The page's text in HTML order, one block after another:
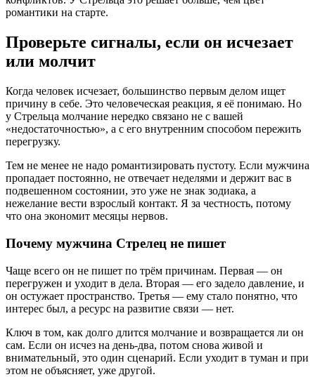
романтики на старте.
Проверьте сигналы, если он исчезает
или молчит
Когда человек исчезает, большинство первым делом ищет
причину в себе. Это человеческая реакция, я её понимаю. Но
у Стрельца молчание нередко связано не с вашей
«недостаточностью», а с его внутренним способом пережить
перегрузку.
Тем не менее не надо романтизировать пустоту. Если мужчина
пропадает постоянно, не отвечает неделями и держит вас в
подвешенном состоянии, это уже не знак зодиака, а
нежелание вести взрослый контакт. Я за честность, потому
что она экономит месяцы нервов.
Почему мужчина Стрелец не пишет
Чаще всего он не пишет по трём причинам. Первая — он
перегружен и уходит в дела. Вторая — его задело давление, и
он остужает пространство. Третья — ему стало понятно, что
интерес был, а ресурс на развитие связи — нет.
Ключ в том, как долго длится молчание и возвращается ли он
сам. Если он исчез на день-два, потом снова живой и
внимательный, это один сценарий. Если уходит в туман и при
этом не объясняет, уже другой.